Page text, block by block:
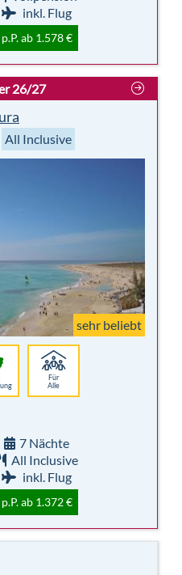
All Inclusive
7 Nächte
All Inclusive
inkl. Flug
p.P. ab 1.372 €